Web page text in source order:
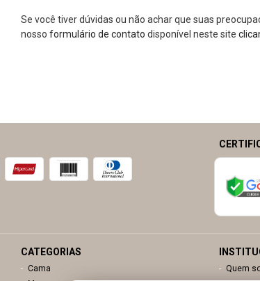
Se você tiver dúvidas ou não achar que suas
nosso formulário de contato disponível neste site
CATEGORIAS
Cama
Quem